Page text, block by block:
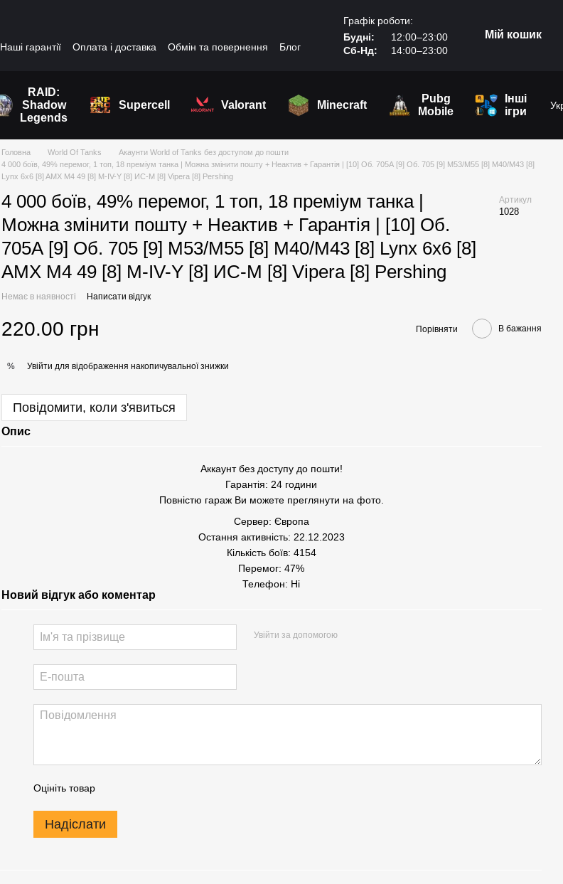
Наші гарантії Оплата і доставка Обмін та повернення
Блог
Графік роботи:
Будні:
12:00–23:00
Сб-Нд:
14:00–23:00
Мій кошик
RAID:
Shadow
Legends
Supercell Valorant Minecraft
Pubg
Mobile
Інші
ігри
Головна World Of Tanks
Акаунти World of Tanks без доступом до пошти
4 000 боїв, 49% перемог, 1 топ, 18 преміум танка | Можна змінити пошту + Неактив + Гарантія | [10] Об. 705А [9] Об. 705 [9] M53/M55 [8] M40/M43 [8]
Lynx 6x6 [8] AMX M4 49 [8] M-IV-Y [8] ИС-М [8] Vipera [8] Pershing
4 000 боїв, 49% перемог, 1 топ, 18 преміум танка |
Можна змінити пошту + Неактив + Гарантія | [10] Об.
705А [9] Об. 705 [9] M53/M55 [8] M40/M43 [8] Lynx 6x6 [8]
AMX M4 49 [8] M-IV-Y [8] ИС-М [8] Vipera [8] Pershing
Артикул
1028
Немає в наявності Написати відгук
220.00 грн Порівняти В бажання
% Увійти для відображення накопичувальної знижки
Повідомити, коли з'явиться
Опис
Аккаунт без доступу до пошти!
Гарантія: 24 години
Повністю гараж Ви можете преглянути на фото.
Сервер: Європа
Остання активність: 22.12.2023
Кількість боїв: 4154
Перемог: 47%
Телефон: Ні
Новий відгук або коментар
Увійти за допомогою
Оцініть товар
Надіслати